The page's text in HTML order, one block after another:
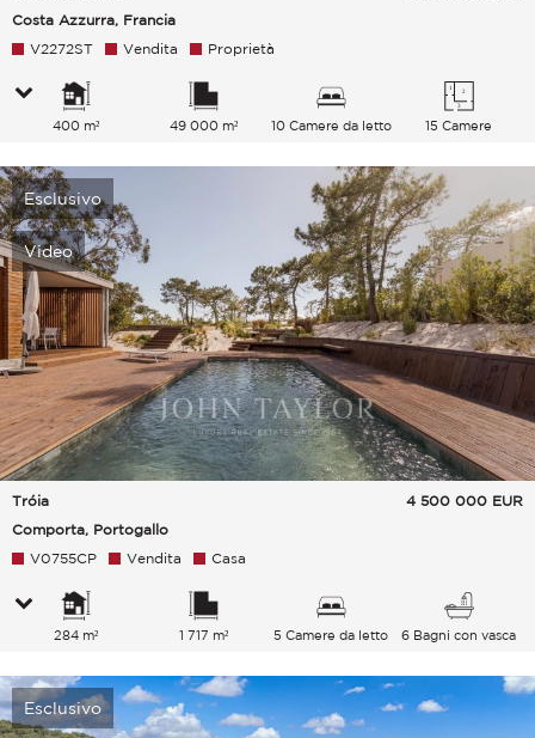
Costa Azzurra, Francia
V2272ST Vendita Proprietà
400 m² 49 000 m² 10 Camere da letto 15 Camere
Esclusivo
Video
Tróia
Comporta, Portogallo
4 500 000 EUR
V0755CP Vendita Casa
284 m² 1 717 m² 5 Camere da letto 6 Bagni con vasca
Esclusivo